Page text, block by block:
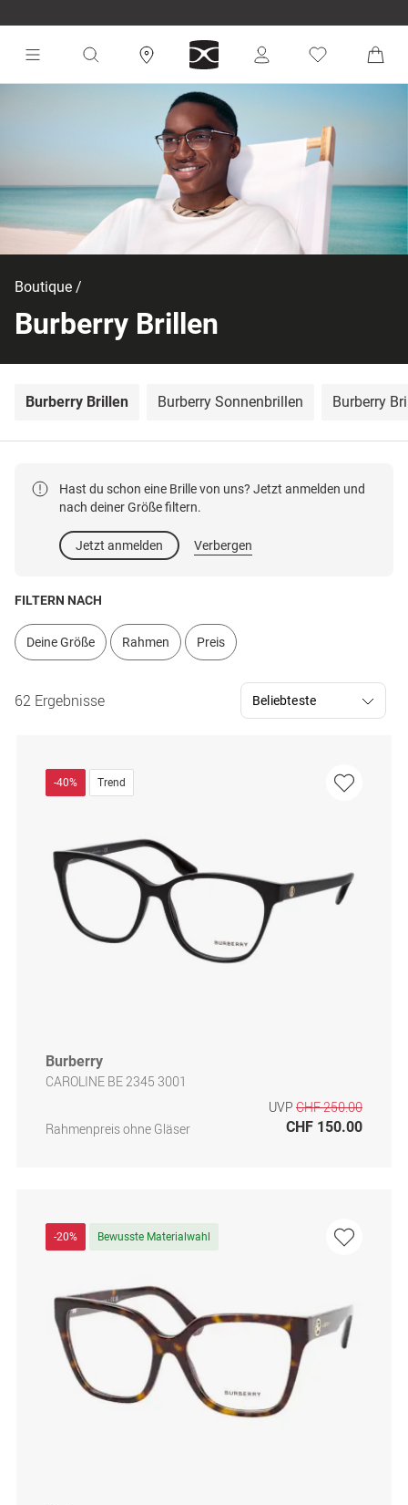
Boutique
Burberry Brillen
Burberry Brillen Burberry Sonnenbrillen Burberry
Hast du schon eine Brille von uns? Jetzt anmelden und
nach deiner Größe filtern.
Jetzt anmelden Verbergen
FILTERN NACH
Deine Größe Rahmen Preis
62 Ergebnisse
-40% Trend
Burberry
CAROLINE BE 2345 3001
Rahmenpreis ohne Gläser
UVP CHF 250.00
CHF 150.00
-20% Bewusste Materialwahl